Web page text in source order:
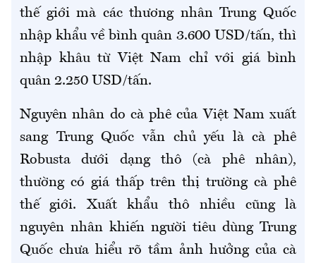
thế giới mà các thương nhân Trung Quốc
nhập khẩu về bình quân 3.600 USD/tấn, thì
nhập khâu từ Việt Nam chỉ với giá bình
quân 2.250 USD/tấn.
Nguyên nhân do cà phê của Việt Nam xuất
sang Trung Quốc vẫn chủ yếu là cà phê
Robusta dưới dạng thô (cà phê nhân),
thường có giá thấp trên thị trường cà phê
thế giới. Xuất khẩu thô nhiều cũng là
nguyên nhân khiến người tiêu dùng Trung
Quốc chưa hiểu rõ tầm ảnh hưởng của cà